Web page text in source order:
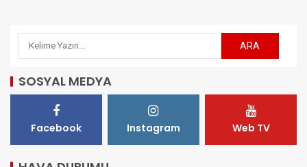
SOSYAL MEDYA
Facebook Instagram Web TV